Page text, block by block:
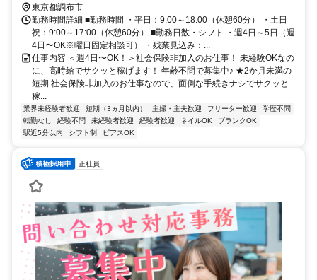
東京都調布市
勤務時間詳細 ■勤務時間 ・平日：9:00～18:00（休憩60分） ・土日
祝：9:00～17:00（休憩60分） ■勤務日数・シフト ・週4日～5日（週
4日〜OK※曜日固定相談可） ・残業見込み：...
仕事内容 ＜週4日〜OK！＞社会保険非加入のお仕事！ 未経験OKなの
に、高時給でサクッと稼げます！ 年齢不問で募集中♪ ★2か月未満の
短期 社会保険非加入のお仕事なので、面倒な手続きナシでサクッと
稼...
業界未経験者歓迎 短期（3ヵ月以内） 主婦・主夫歓迎 フリーター歓迎
学歴不問
転勤なし
経験不問 未経験者歓迎 経験者歓迎 ネイルOK
ブランクOK
駅近5分以内
シフト制 ピアスOK
正社員